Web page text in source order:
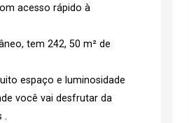
acesso rápido à
tem 242, 50 m² de
espaço e luminosidade
você vai desfrutar da
.